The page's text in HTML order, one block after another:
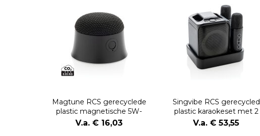
Magtune RCS gerecyclede
plastic magnetische 5W-
luidspreker
V.a. € 16,03
Singvibe RCS gerecycled
plastic karaokeset met 2
microfoons
V.a. € 53,55